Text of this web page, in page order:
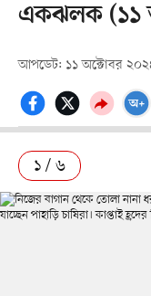
একঝলক (১১
আপডেট: ১১ অক্টোবর
১ / ৬